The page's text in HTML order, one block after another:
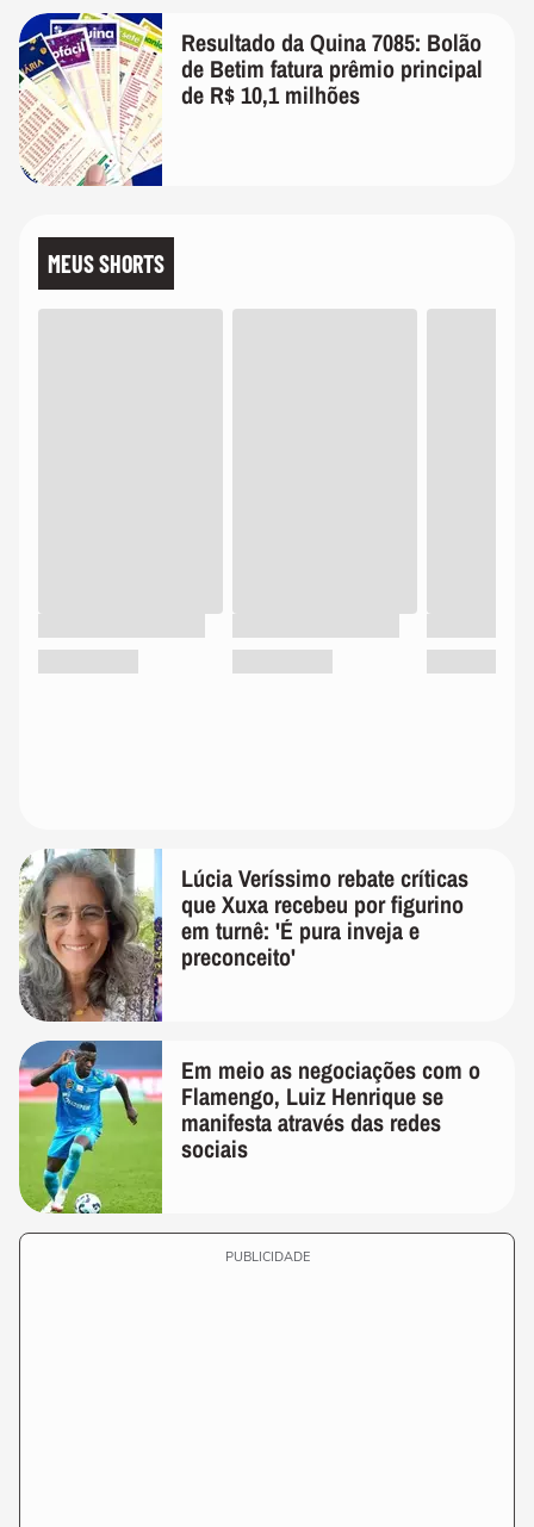
Resultado da Quina 7085: Bolão
de Betim fatura prêmio principal
de R$ 10,1 milhões
MEUS SHORTS
Lúcia Veríssimo rebate críticas
que Xuxa recebeu por figurino
em turnê: 'É pura inveja e
preconceito'
Em meio as negociações com o
Flamengo, Luiz Henrique se
manifesta através das redes
sociais
PUBLICIDADE